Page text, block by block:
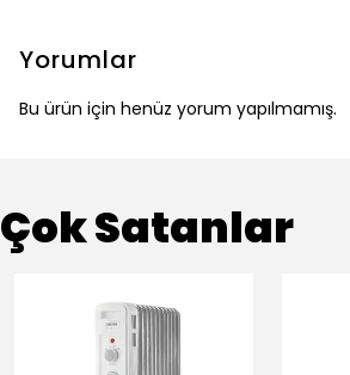
Yorumlar
Bu ürün için henüz yorum yapılmamış.
Çok Satanlar